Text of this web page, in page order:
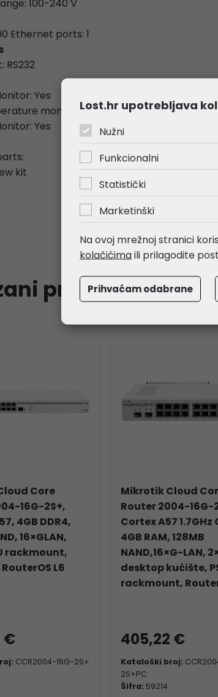
100-240 V
Ethernet ports: 1
RS232
Yes
monitor: Yes
Yes
kit
proizvodi
Core
16G-2S+,
4GB DDR4,
16×GLAN,
rackmount,
L6
€
CCR2004-16G-2S+
Mikrotik Cloud
Router 2004-16G-
Cortex A57 1.7GHz
4GB RAM, 128MB
NAND,16×G-LAN,
desktop kućište,
rackmount,
405,22 €
Kataloški broj:
2S+PC
Šifra: 59214
Lost.hr upotrebljava
Nužni
Funkcionalni
Statistički
Marketinški
Na ovoj mrežnoj stranici
kolačićimaili prilagodite
Prihvaćam odabrane